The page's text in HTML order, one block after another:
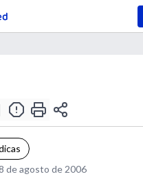
de agosto de 2006